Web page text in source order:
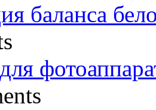
баланса